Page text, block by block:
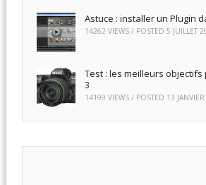
Astuce : installer un Plugin
14262 VIEWS / POSTED 5 JUILLET
Test : les meilleurs objectifs
3
14199 VIEWS / POSTED 13